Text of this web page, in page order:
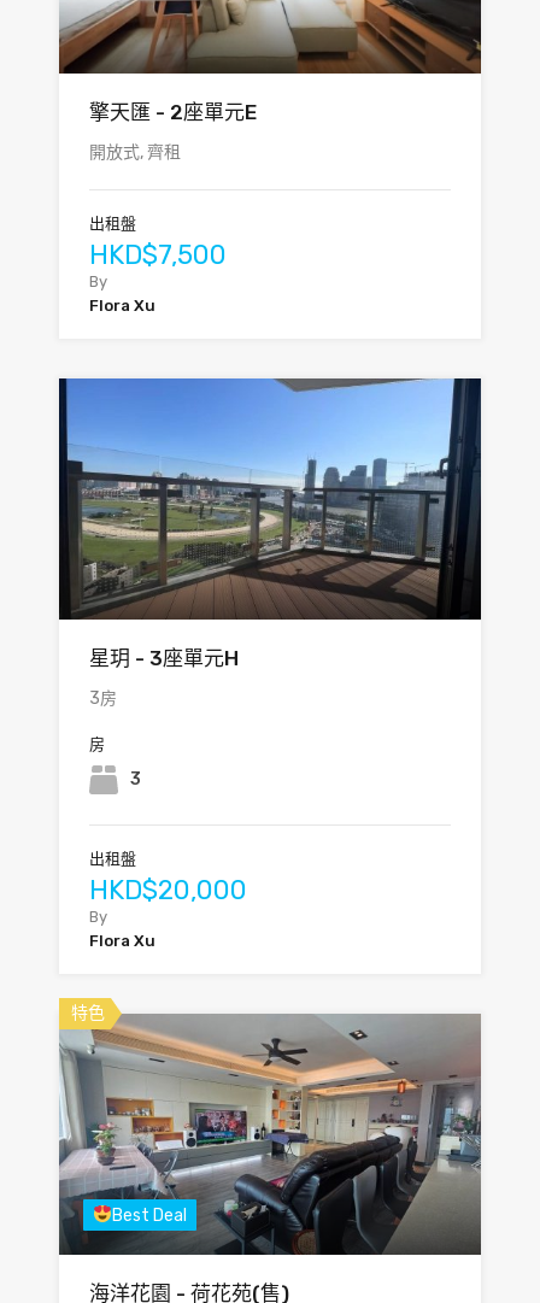
擎天匯 - 2座單元E
開放式, 齊租
出租盤
HKD$7,500
By
Flora Xu
星玥 - 3座單元H
3房
房
3
出租盤
HKD$20,000
By
Flora Xu
特色
Best Deal
海洋花園 - 荷花苑(售)